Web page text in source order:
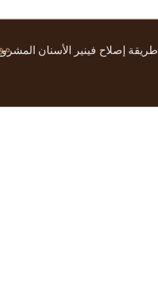
طريقة إصلاح فينير الأسنان